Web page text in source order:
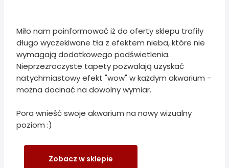
Miło nam poinformować iż do oferty sklepu trafiły
długo wyczekiwane tła z efektem nieba, które nie
wymagają dodatkowego podświetlenia.
Nieprzezroczyste tapety pozwalają uzyskać
natychmiastowy efekt "wow" w każdym akwarium -
można docinać na dowolny wymiar.
Pora wnieść swoje akwarium na nowy wizualny
poziom :)
Zobacz w sklepie